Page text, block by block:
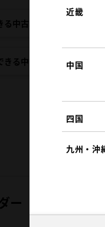
近畿
中国
四国
九州・沖
中古車
る中古車
ー